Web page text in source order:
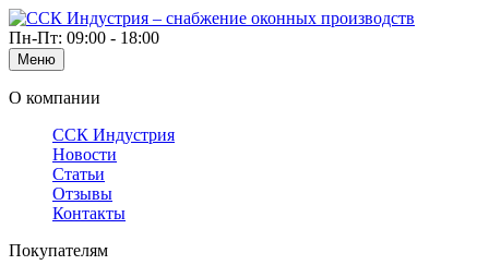
Пн-Пт: 09:00 - 18:00
Меню
О компании
ССК Индустрия
Новости
Статьи
Отзывы
Контакты
Покупателям